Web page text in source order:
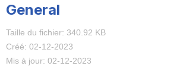
General
Taille du fichier: 340.92 KB
Créé: 02-12-2023
Mis à jour: 02-12-2023